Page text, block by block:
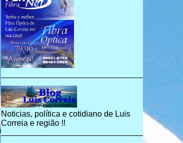
Noticias, política e cotidiano de Luis
Correia e região !!